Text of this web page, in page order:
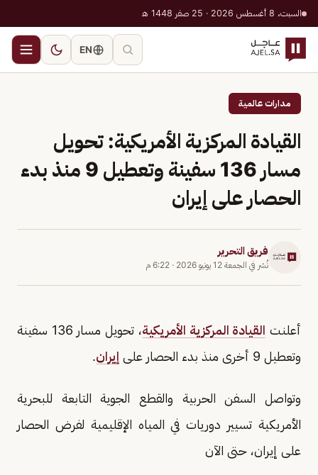
السبت، 8 أغسطس 2026 · 25 صفر 1448 هـ
EN
مدارات عالمية
القيادة المركزية الأمريكية: تحويل
مسار 136 سفينة وتعطيل 9 منذ بدء
الحصار على إيران
فريق التحرير
نُشر في الجمعة 12 يونيو 2026 · 6:22 م
أعلنت القيادة المركزية الأمريكية
، تحويل مسار 136 سفينة
وتعطيل 9 أخرى منذ بدء الحصار على
إيران.
وتواصل السفن الحربية والقطع الجوية التابعة للبحرية
الأمريكية تسيير دوريات في المياه الإقليمية لفرض الحصار
على إيران، حتى الآن